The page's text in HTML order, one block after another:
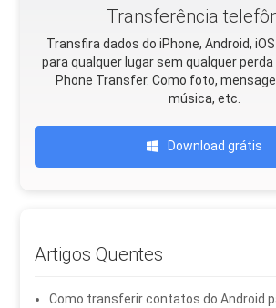
Transferência
Transfira dados do iPhone, Android,
para qualquer lugar sem qualquer perda
Phone Transfer. Como foto,
música, etc.
Download grátis
Artigos Quentes
Como transferir contatos do Android